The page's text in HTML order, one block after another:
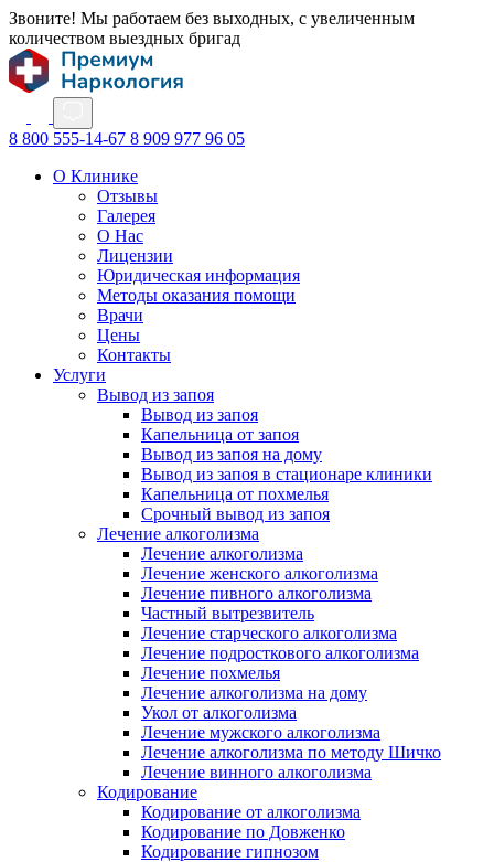
Звоните! Мы работаем без выходных, с увеличенным
количеством выездных бригад
8 800 555-14-67 8 909 977 96 05
О Клинике
Отзывы
Галерея
О Нас
Лицензии
Юридическая информация
Методы оказания помощи
Врачи
Цены
Контакты
Услуги
Вывод из запоя
Вывод из запоя
Капельница от запоя
Вывод из запоя на дому
Вывод из запоя в стационаре клиники
Капельница от похмелья
Срочный вывод из запоя
Лечение алкоголизма
Лечение алкоголизма
Лечение женского алкоголизма
Лечение пивного алкоголизма
Частный вытрезвитель
Лечение старческого алкоголизма
Лечение подросткового алкоголизма
Лечение похмелья
Лечение алкоголизма на дому
Укол от алкоголизма
Лечение мужского алкоголизма
Лечение алкоголизма по методу Шичко
Лечение винного алкоголизма
Кодирование
Кодирование от алкоголизма
Кодирование по Довженко
Кодирование гипнозом